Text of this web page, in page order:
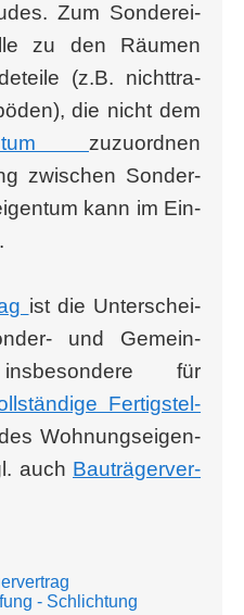
Zum Son­der­ei­
zu den Räu­men
(z.B. nicht­tra­
die nicht dem
zuzu­ord­nen
zwi­schen Son­der-
kann im Ein­
ist die Unter­schei­
und Gemein­
für
Fer­tig­stel­
Woh­nungs­ei­gen­
auch Bau­trä­ger­ver­
- Schlichtung